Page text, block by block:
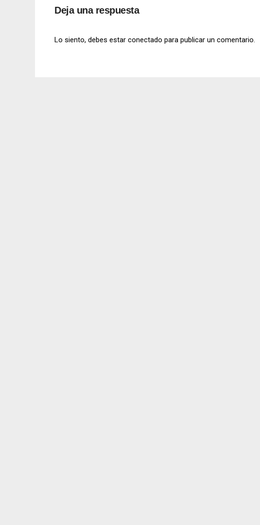
Deja una respuesta
Lo siento, debes estar conectado para publicar un comentario.